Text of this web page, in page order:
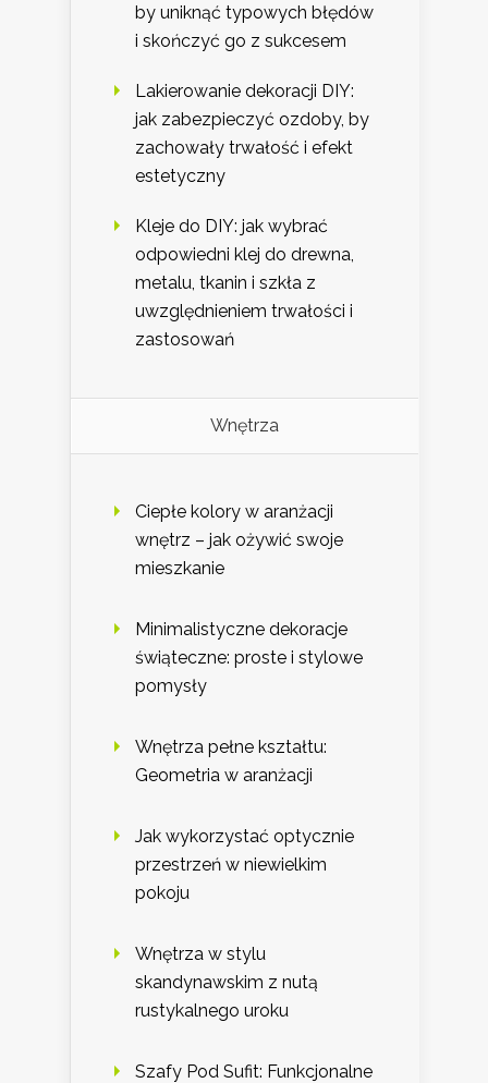
by uniknąć typowych błędów
i skończyć go z sukcesem
Lakierowanie dekoracji DIY:
jak zabezpieczyć ozdoby, by
zachowały trwałość i efekt
estetyczny
Kleje do DIY: jak wybrać
odpowiedni klej do drewna,
metalu, tkanin i szkła z
uwzględnieniem trwałości i
zastosowań
Wnętrza
Ciepłe kolory w aranżacji
wnętrz – jak ożywić swoje
mieszkanie
Minimalistyczne dekoracje
świąteczne: proste i stylowe
pomysły
Wnętrza pełne kształtu:
Geometria w aranżacji
Jak wykorzystać optycznie
przestrzeń w niewielkim
pokoju
Wnętrza w stylu
skandynawskim z nutą
rustykalnego uroku
Szafy Pod Sufit: Funkcjonalne